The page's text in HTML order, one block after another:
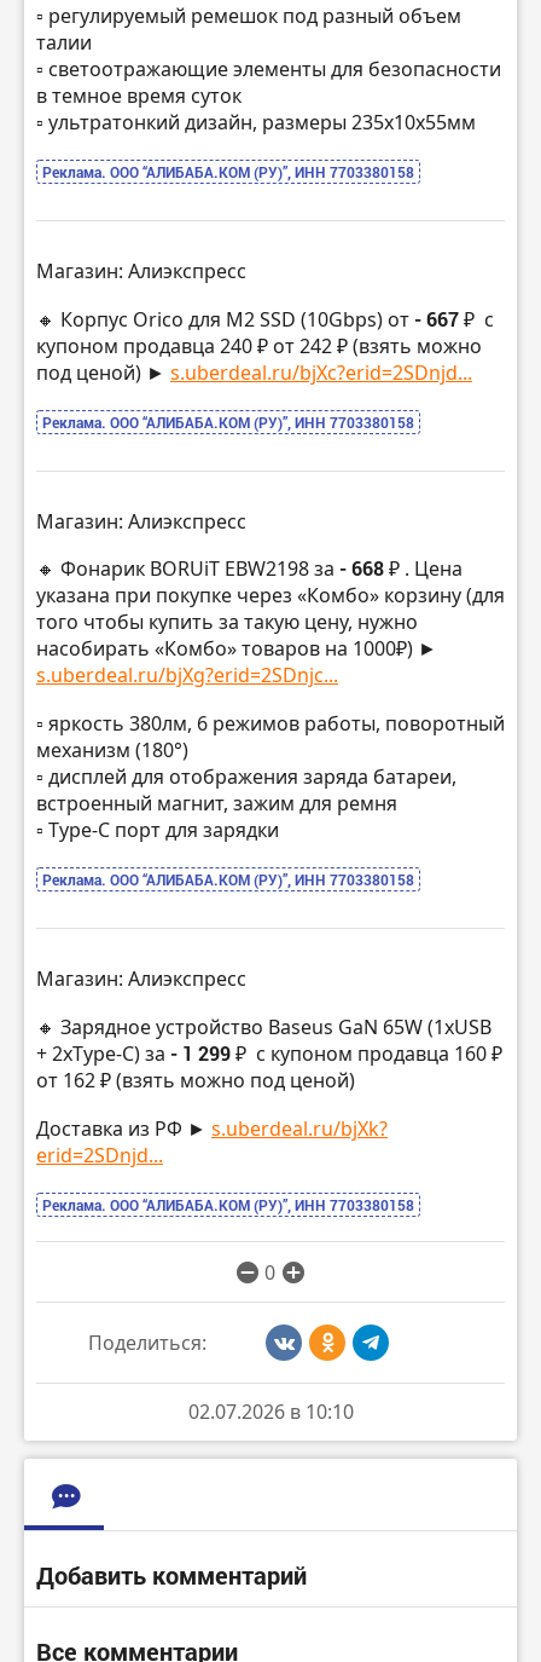
▫️ регулируемый ремешок под разный объем
талии
▫️ светоотражающие элементы для безопасности
в темное время суток
▫️ ультратонкий дизайн, размеры 235х10х55мм
Реклама. ООО “АЛИБАБА.КОМ (РУ)”, ИНН 7703380158
Магазин: Алиэкспресс
🔸 Корпус Orico для M2 SSD (10Gbps) от- 667 ₽ с
купоном продавца 240 ₽ от 242 ₽ (взять можно
под ценой) ► s.uberdeal.ru/bjXc?erid=2SDnjd...
Реклама. ООО “АЛИБАБА.КОМ (РУ)”, ИНН 7703380158
Магазин: Алиэкспресс
🔸 Фонарик BORUiT EBW2198 за - 668 ₽ . Цена
указана при покупке через «Комбо» корзину (для
того чтобы купить за такую цену, нужно
насобирать «Комбо» товаров на 1000₽) ►
s.uberdeal.ru/bjXg?erid=2SDnjc...
▫️ яркость 380лм, 6 режимов работы, поворотный
механизм (180°)
▫️ дисплей для отображения заряда батареи,
встроенный магнит, зажим для ремня
▫️ Type-C порт для зарядки
Реклама. ООО “АЛИБАБА.КОМ (РУ)”, ИНН 7703380158
Магазин: Алиэкспресс
🔸 Зарядное устройство Baseus GaN 65W (1xUSB
+ 2xType-C) за - 1 299 ₽ с купоном продавца 160 ₽
от 162 ₽ (взять можно под ценой)
Доставка из РФ ► s.uberdeal.ru/bjXk?
erid=2SDnjd...
Реклама. ООО “АЛИБАБА.КОМ (РУ)”, ИНН 7703380158
0
Поделиться:
02.07.2026 в 10:10
Добавить комментарий
Все комментарии